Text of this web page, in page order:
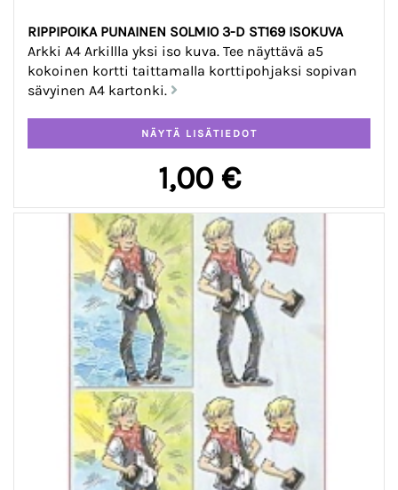
RIPPIPOIKA PUNAINEN SOLMIO 3-D ST169 ISOKUVA
Arkki A4 Arkillla yksi iso kuva. Tee näyttävä a5
kokoinen kortti taittamalla korttipohjaksi sopivan
sävyinen A4 kartonki.
1,00 €